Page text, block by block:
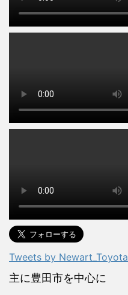
Tweets by Newart_Toyota
主に豊田市を中心に